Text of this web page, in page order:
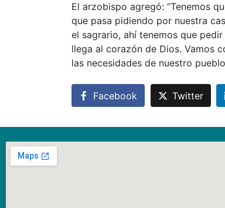
El arzobispo agregó: “Tenemos
que pasa pidiendo por nuestra
el sagrario, ahí tenemos que
llega al corazón de Dios. Vamos
las necesidades de nuestro
Facebook Twitter